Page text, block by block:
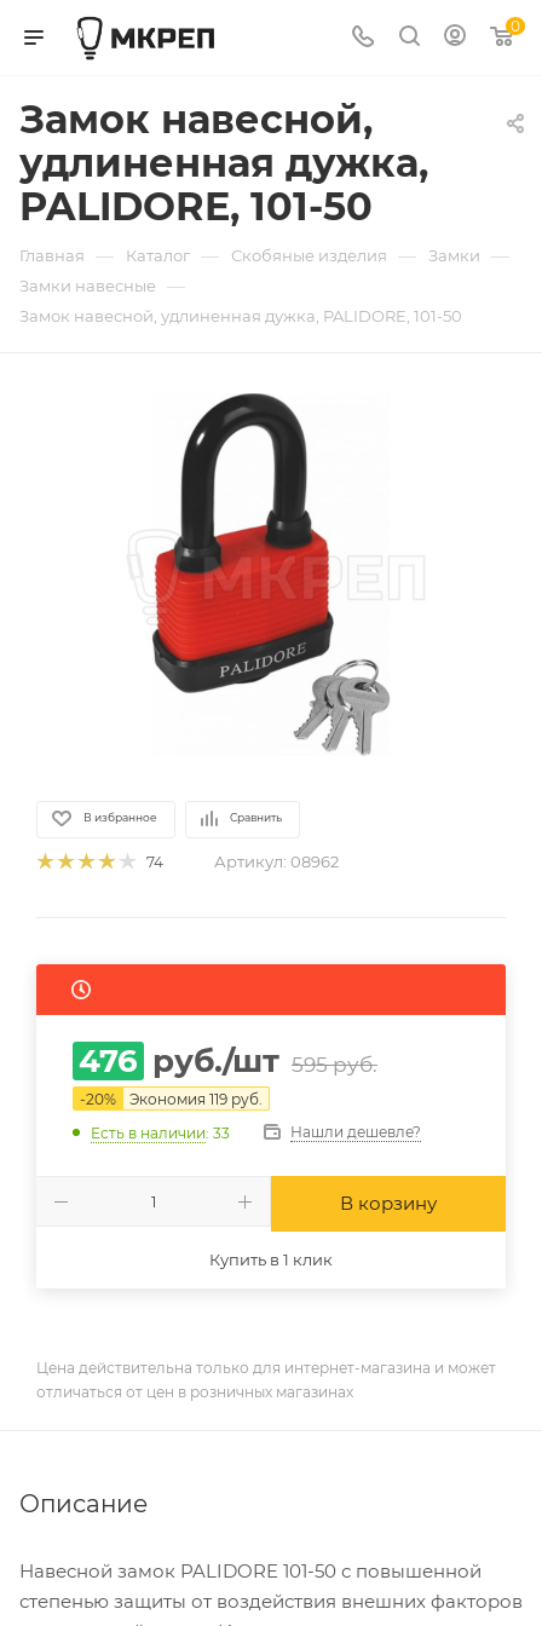
0
Замок навесной,
удлиненная дужка,
PALIDORE, 101-50
Главная — Каталог — Скобяные изделия — Замки —
Замки навесные —
Замок навесной, удлиненная дужка, PALIDORE, 101-50
В избранное Сравнить
74 Артикул: 08962
476 руб./шт 595руб.
-20% Экономия 119 руб.
Есть в наличии: 33 Нашли дешевле?
В корзину
Купить в 1 клик
Цена действительна только для интернет-магазина и может
отличаться от цен в розничных магазинах
Описание
Навесной замок PALIDORE 101-50 с повышенной
степенью защиты от воздействия внешних факторов